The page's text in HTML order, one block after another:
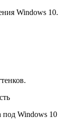
Windows 10.
под Windows 10